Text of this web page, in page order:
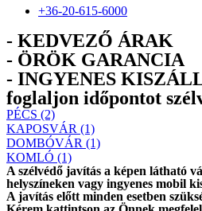
+36-20-615-6000
- KEDVEZŐ ÁRAK
- ÖRÖK GARANCIA
- INGYENES
foglaljon időpontot
PÉCS (2)
KAPOSVÁR (1)
DOMBÓVÁR (1)
KOMLÓ (1)
A szélvédő javítás a képen látható
helyszíneken vagy ingyenes mobil
A javítás előtt minden esetben